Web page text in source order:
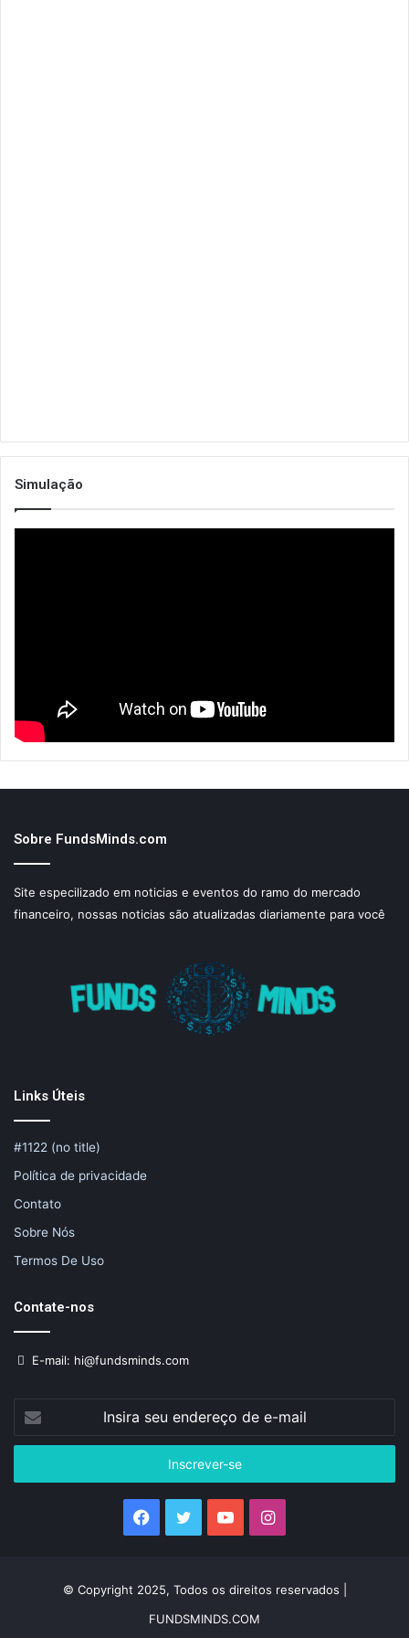
Simulação
Sobre FundsMinds.com
Site especilizado em noticias e eventos do ramo do mercado
financeiro, nossas noticias são atualizadas diariamente para você
Links Úteis
#1122 (no title)
Política de privacidade
Contato
Sobre Nós
Termos De Uso
Contate-nos
E-mail: hi@fundsminds.com
Insira
seu
endereço
e-
Facebook
Twitter YouTubeInstagram
© Copyright 2025, Todos os direitos reservados |
FUNDSMINDS.COM